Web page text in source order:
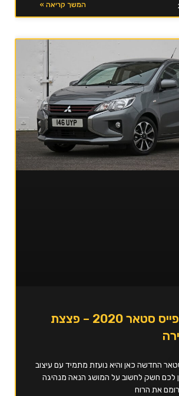
המשך קריאה »
מיצובישי ספייס סטאר 2020 – פצצת
החדשה כאן והיא נועזת מתמיד עם עיצוב
לכם חשק לחשוב על המושג הנאה מנהיגה
את הרוח